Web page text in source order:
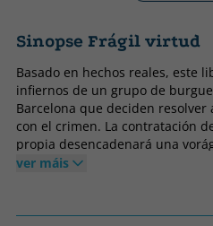
Sinopse Frágil virtud
Basado en hechos reales, este
infiernos de un grupo de
Barcelona que deciden
con el crimen. La contratación
propia desencadenará una
excesivo; ni el secuestro, ni el
brillan por su ausencia.
ver máis